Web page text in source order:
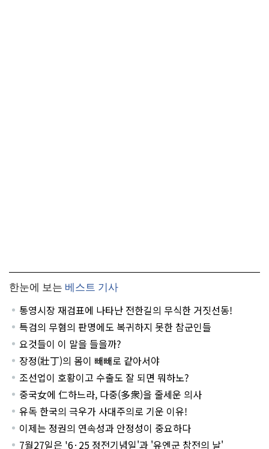
한눈에 보는 베스트 기사
통영시장 재검표에 나타난 전한길의 무식한 거짓선동!
특검의 무혐의 판명에도 복귀하지 못한 참군인들
요것들이 이 말을 들을까?
장정(壯丁)의 몸이 빼빼로 같아서야
조선업이 호황이고 수출도 잘 되면 뭐하노?
중국女에 仁하느라, 다중(多衆)을 줄세운 의사
유독 한국의 극우가 사대주의로 기운 이유!
이제는 정권의 연속성과 안정성이 중요하다
7월27일은 '6·25 정전기념일'과 '유엔군 참전의 날'